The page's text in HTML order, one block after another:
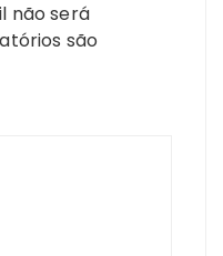
não será
são